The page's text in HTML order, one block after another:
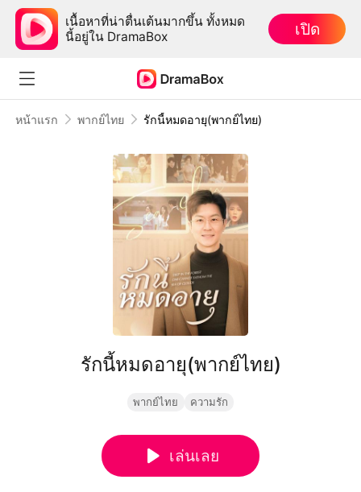
เนื้อหาที่น่าตื่นเต้นมากขึ้น ทั้งหมด
นี้อยู่ใน DramaBox
เปิด
หน้าแรก พากย์ไทย รักนี้หมดอายุ(พากย์ไทย)
รักนี้หมดอายุ(พากย์ไทย)
พากย์ไทย ความรัก
เล่นเลย